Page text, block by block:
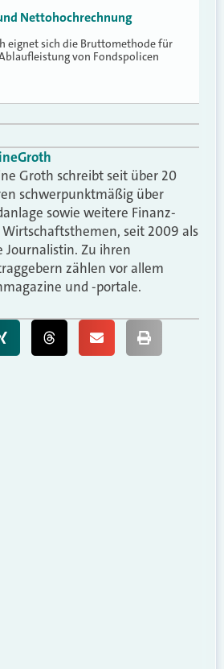
Nettohochrechnung
eignet sich die Bruttomethode für
von Fondspolicen
Groth
Groth schreibt seit über 20
schwerpunktmäßig über
sowie weitere Finanz-
seit 2009 als
Journalistin. Zu ihren
zählen vor allem
und -portale.